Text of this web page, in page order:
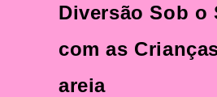
Diversão Sob o
com as
areia